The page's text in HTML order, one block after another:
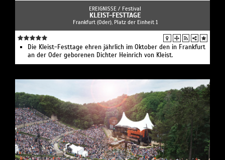
EREIGNISSE / Festival
KLEIST-FESTTAGE
Frankfurt (Oder), Platz der Einheit 1
Die Kleist-Festtage ehren jährlich im Oktober den in Frankfurt
an der Oder geborenen Dichter Heinrich von Kleist.